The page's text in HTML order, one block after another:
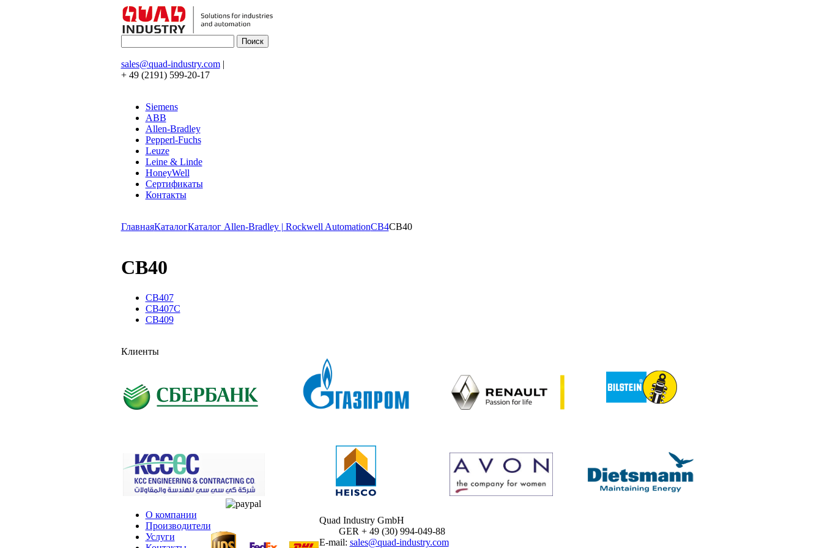
sales@quad-industry.com|
+ 49 (2191) 599-20-17
Siemens
ABB
Allen-Bradley
Pepperl-Fuchs
Leuze
Leine & Linde
HoneyWell
Сертификаты
Контакты
ГлавнаяКаталогКаталог Allen-Bradley | Rockwell AutomationCB4CB40
CB40
CB407
CB407C
CB409
Клиенты
О компании
Производители
Услуги
Quad Industry GmbH
GER + 49 (30) 994-049-88
E-mail: sales@quad-industry.com